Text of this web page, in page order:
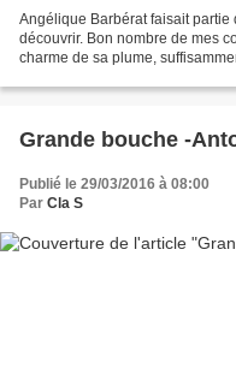
Angélique Barbérat faisait
découvrir. Bon nombre de mes
charme de sa plume,
Grande bouche -
Publié le 29/03/2016 à 08:00
Par Cla S